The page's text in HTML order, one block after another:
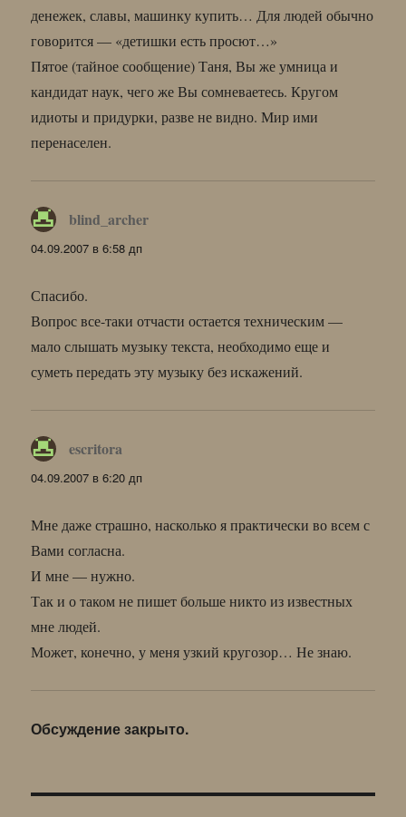
денежек, славы, машинку купить… Для людей обычно
говорится — «детишки есть просют…»
Пятое (тайное сообщение) Таня, Вы же умница и
кандидат наук, чего же Вы сомневаетесь. Кругом
идиоты и придурки, разве не видно. Мир ими
перенаселен.
blind_archer
04.09.2007 в 6:58 дп
Спасибо.
Вопрос все-таки отчасти остается техническим —
мало слышать музыку текста, необходимо еще и
суметь передать эту музыку без искажений.
escritora
04.09.2007 в 6:20 дп
Мне даже страшно, насколько я практически во всем с
Вами согласна.
И мне — нужно.
Так и о таком не пишет больше никто из известных
мне людей.
Может, конечно, у меня узкий кругозор… Не знаю.
Обсуждение закрыто.